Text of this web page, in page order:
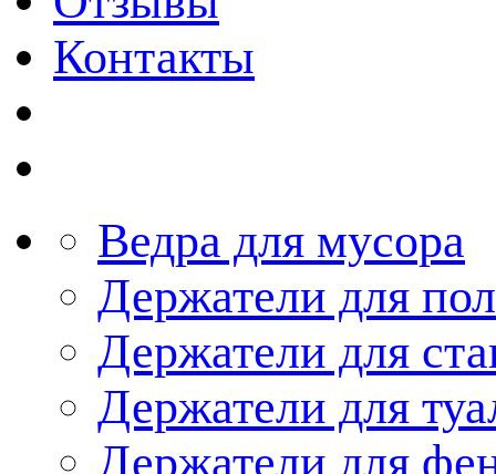
Контакты
Ведра для мусора
Держатели для
Держатели для
Держатели для
Держатели для